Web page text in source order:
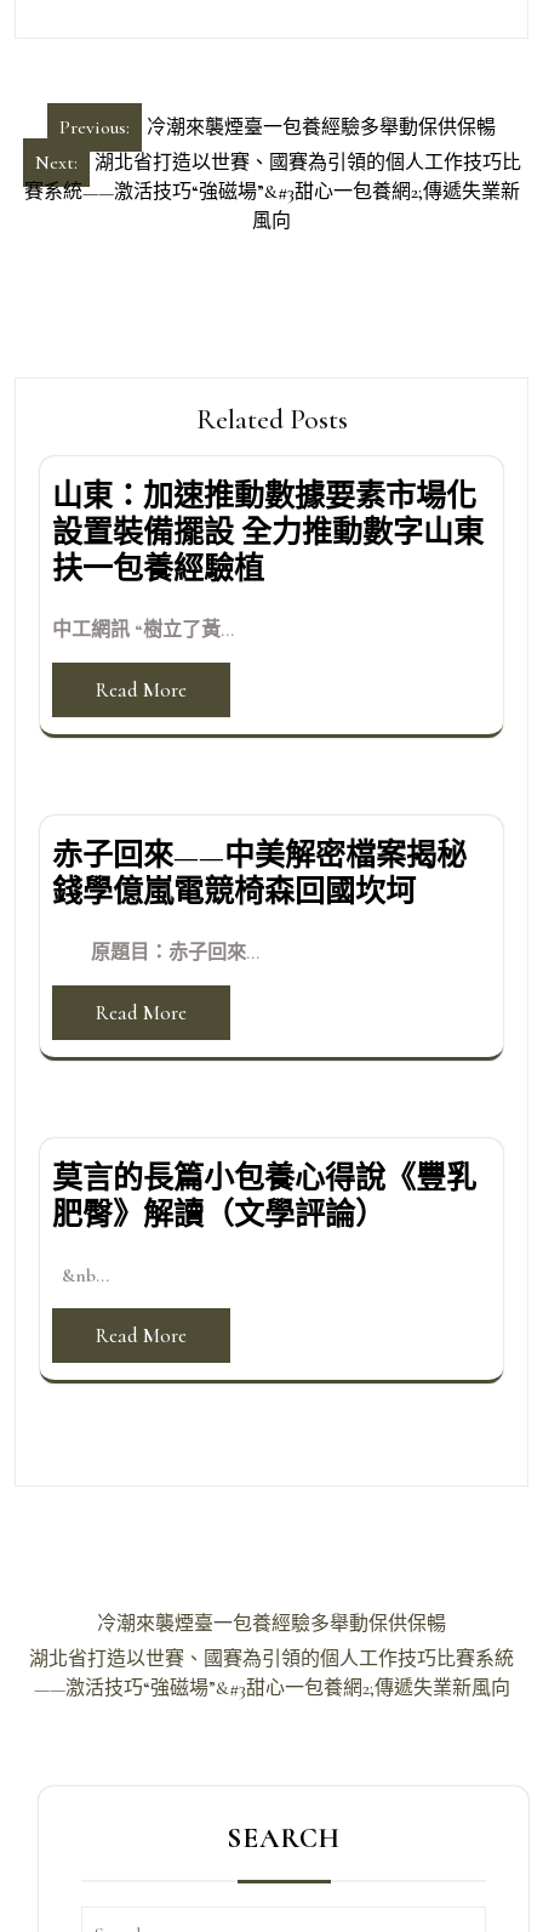
章
導
Previous:
冷潮來襲煙臺一包養經驗多舉動保供保暢
Next:
湖北省打造以世賽、國賽為引領的個人工作技巧比
賽系統——激活技巧“強磁場”&#3甜心一包養網2;傳遞失業新
風向
Related Posts
山東：加速推動數據要素市場化
設置裝備擺設 全力推動數字山東
扶一包養經驗植
中工網訊 “樹立了黃...
Read More
赤子回來——中美解密檔案揭秘
錢學億嵐電競椅森回國坎坷
原題目：赤子回來...
Read More
莫言的長篇小包養心得說《豐乳
肥臀》解讀（文學評論）
&nb...
Read More
章
導
冷潮來襲煙臺一包養經驗多舉動保供保暢
湖北省打造以世賽、國賽為引領的個人工作技巧比賽系統
——激活技巧“強磁場”&#3甜心一包養網2;傳遞失業新風向
SEARCH